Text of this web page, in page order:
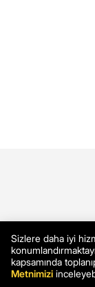
Sizlere daha iyi
kapsamında
Metnimizi